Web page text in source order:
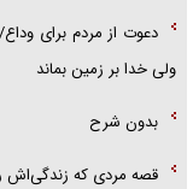
دعوت از مردم برای
ولی خدا بر زمین بماند
بدون شرح
قصه مردی که زندگی‌اش